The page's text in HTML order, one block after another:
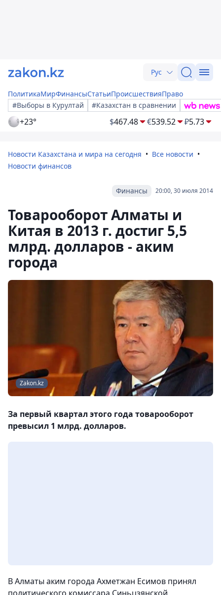
Рус
ПолитикаМирФинансыСтатьиПроисшествияПраво
#Выборы в Курултай
#Казахстан в сравнении
+23° $467.48 €539.52 ₽5.73
Новости Казахстана и мира на сегодня
Все новости
Новости финансов
20:00, 30 июля 2014
Финансы
Товарооборот Алматы и
Китая в 2013 г. достиг 5,5
млрд. долларов - аким
города
Zakon.kz
За первый квартал этого года товарооборот
превысил 1 млрд. долларов.
В Алматы аким города Ахметжан Есимов принял